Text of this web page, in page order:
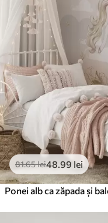
81.65lei48.99 lei